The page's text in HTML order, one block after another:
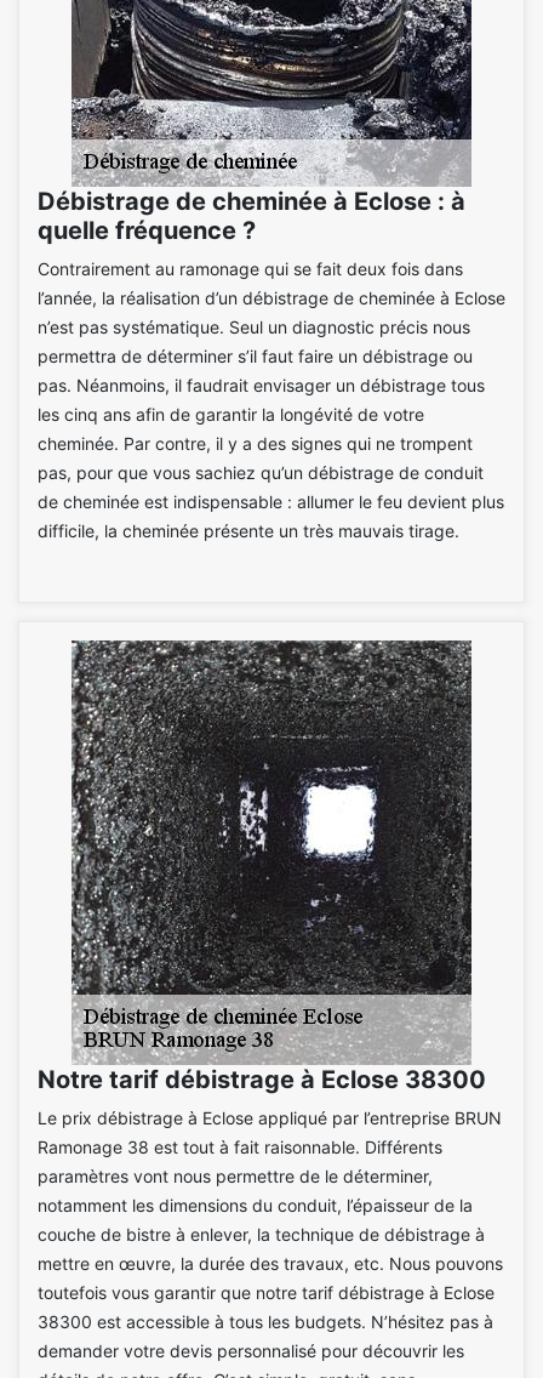
Débistrage de cheminée à Eclose : à
quelle fréquence ?
Contrairement au ramonage qui se fait deux fois dans
l’année, la réalisation d’un débistrage de cheminée à Eclose
n’est pas systématique. Seul un diagnostic précis nous
permettra de déterminer s’il faut faire un débistrage ou
pas. Néanmoins, il faudrait envisager un débistrage tous
les cinq ans afin de garantir la longévité de votre
cheminée. Par contre, il y a des signes qui ne trompent
pas, pour que vous sachiez qu’un débistrage de conduit
de cheminée est indispensable : allumer le feu devient plus
difficile, la cheminée présente un très mauvais tirage.
Notre tarif débistrage à Eclose 38300
Le prix débistrage à Eclose appliqué par l’entreprise BRUN
Ramonage 38 est tout à fait raisonnable. Différents
paramètres vont nous permettre de le déterminer,
notamment les dimensions du conduit, l’épaisseur de la
couche de bistre à enlever, la technique de débistrage à
mettre en œuvre, la durée des travaux, etc. Nous pouvons
toutefois vous garantir que notre tarif débistrage à Eclose
38300 est accessible à tous les budgets. N’hésitez pas à
demander votre devis personnalisé pour découvrir les